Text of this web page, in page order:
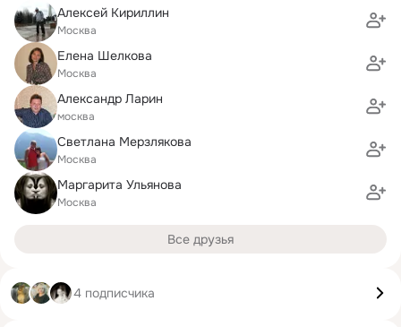
Алексей Кириллин
Москва
Елена Шелкова
Москва
Александр Ларин
москва
Светлана Мерзлякова
Москва
Маргарита Ульянова
Москва
Все друзья
4 подписчика